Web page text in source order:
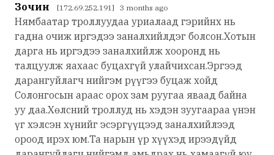
Зочин [172.69.252.191] 3 months ago
Нямбаатар троллуудаа уриалаад гэрийнх нь
гадна очиж иргэдээ заналхийлдэг болсон.Хотын
дарга нь иргэдээ заналхийлж хооронд нь
талцуулж яахаас буцахгүй улайчихсан.Эргээд
дарангуйлагч нийгэм рүүгээ буцаж хойд
Солонгосын араас орох зам руугаа яваад байна
уу даа.Хөлсний троллуд нь хэдэн зуугаараа үнэн
үг хэлсэн хүнийг эсэргүүцээд заналхийлээд
ороод ирэх юм.Та нарын үр хүүхэд ирээдүйд